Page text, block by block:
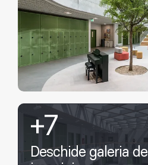
+7
Deschide galeria de